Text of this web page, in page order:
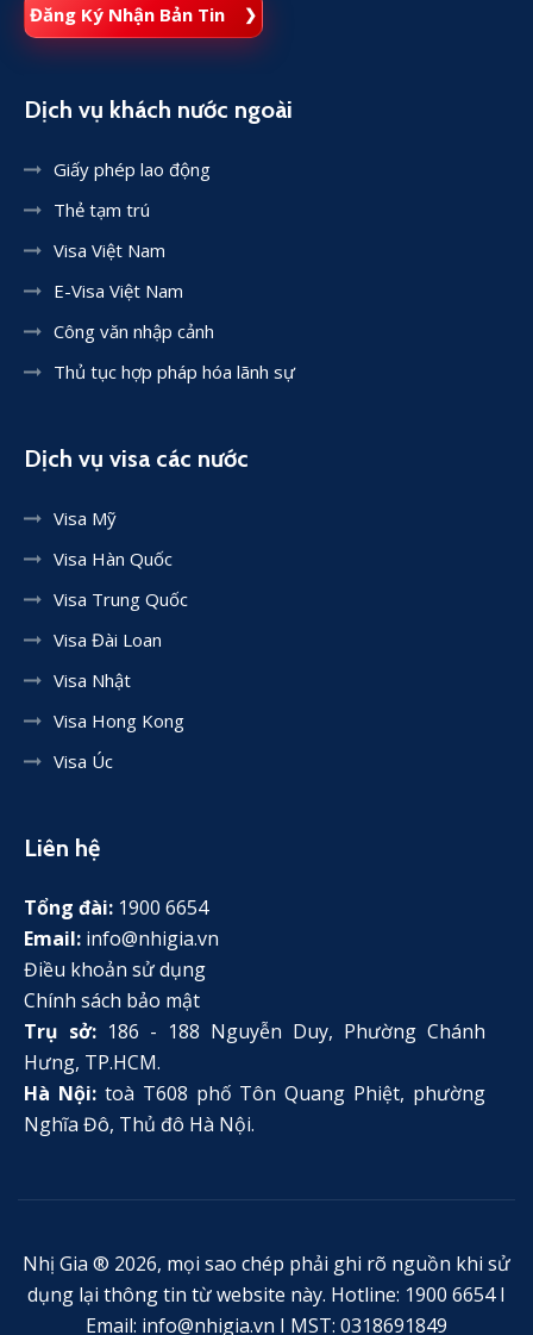
Đăng Ký Nhận Bản Tin
Dịch vụ khách nước ngoài
Giấy phép lao động
Thẻ tạm trú
Visa Việt Nam
E-Visa Việt Nam
Công văn nhập cảnh
Thủ tục hợp pháp hóa lãnh sự
Dịch vụ visa các nước
Visa Mỹ
Visa Hàn Quốc
Visa Trung Quốc
Visa Đài Loan
Visa Nhật
Visa Hong Kong
Visa Úc
Liên hệ
Tổng đài: 1900 6654
Email: info@nhigia.vn
Điều khoản sử dụng
Chính sách bảo mật
Trụ sở: 186 - 188 Nguyễn Duy, Phường Chánh
Hưng, TP.HCM.
Hà Nội:toà T608 phố Tôn Quang Phiệt, phường
Nghĩa Đô, Thủ đô Hà Nội.
Nhị Gia ® 2026, mọi sao chép phải ghi rõ nguồn khi sử
dụng lại thông tin từ website này. Hotline: 1900 6654 I
Email: info@nhigia.vn I MST: 0318691849